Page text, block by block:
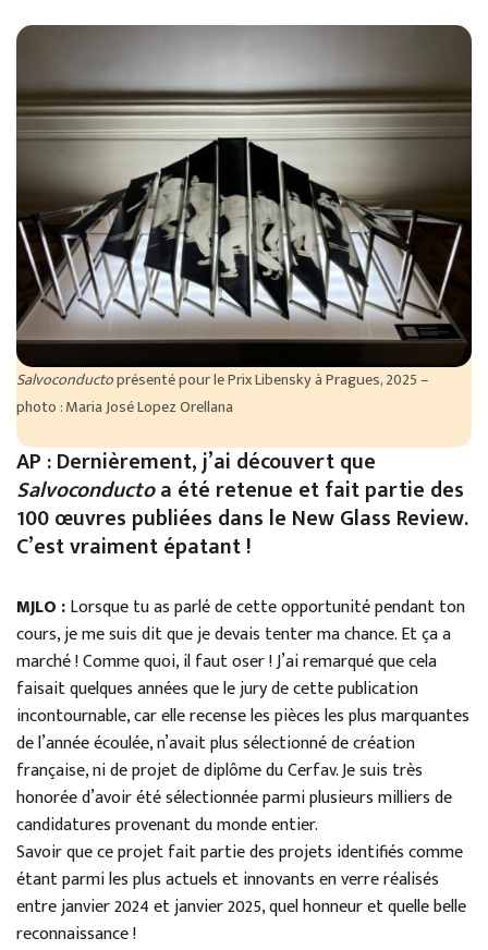
Salvoconductoprésenté pour le Prix Libensky à Pragues, 2025 –
photo : Maria José Lopez Orellana
AP : Dernièrement, j’ai découvert que
Salvoconductoa été retenue et fait partie des
100 œuvres publiées dans le New Glass Review.
C’est vraiment épatant !
MJLO :Lorsque tu as parlé de cette opportunité pendant ton
cours, je me suis dit que je devais tenter ma chance. Et ça a
marché ! Comme quoi, il faut oser ! J’ai remarqué que cela
faisait quelques années que le jury de cette publication
incontournable, car elle recense les pièces les plus marquantes
de l’année écoulée, n’avait plus sélectionné de création
française, ni de projet de diplôme du Cerfav. Je suis très
honorée d’avoir été sélectionnée parmi plusieurs milliers de
candidatures provenant du monde entier.
Savoir que ce projet fait partie des projets identifiés comme
étant parmi les plus actuels et innovants en verre réalisés
entre janvier 2024 et janvier 2025, quel honneur et quelle belle
reconnaissance !